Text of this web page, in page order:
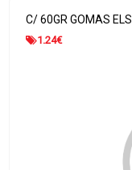
C/ 60GR GOMAS
1.24€